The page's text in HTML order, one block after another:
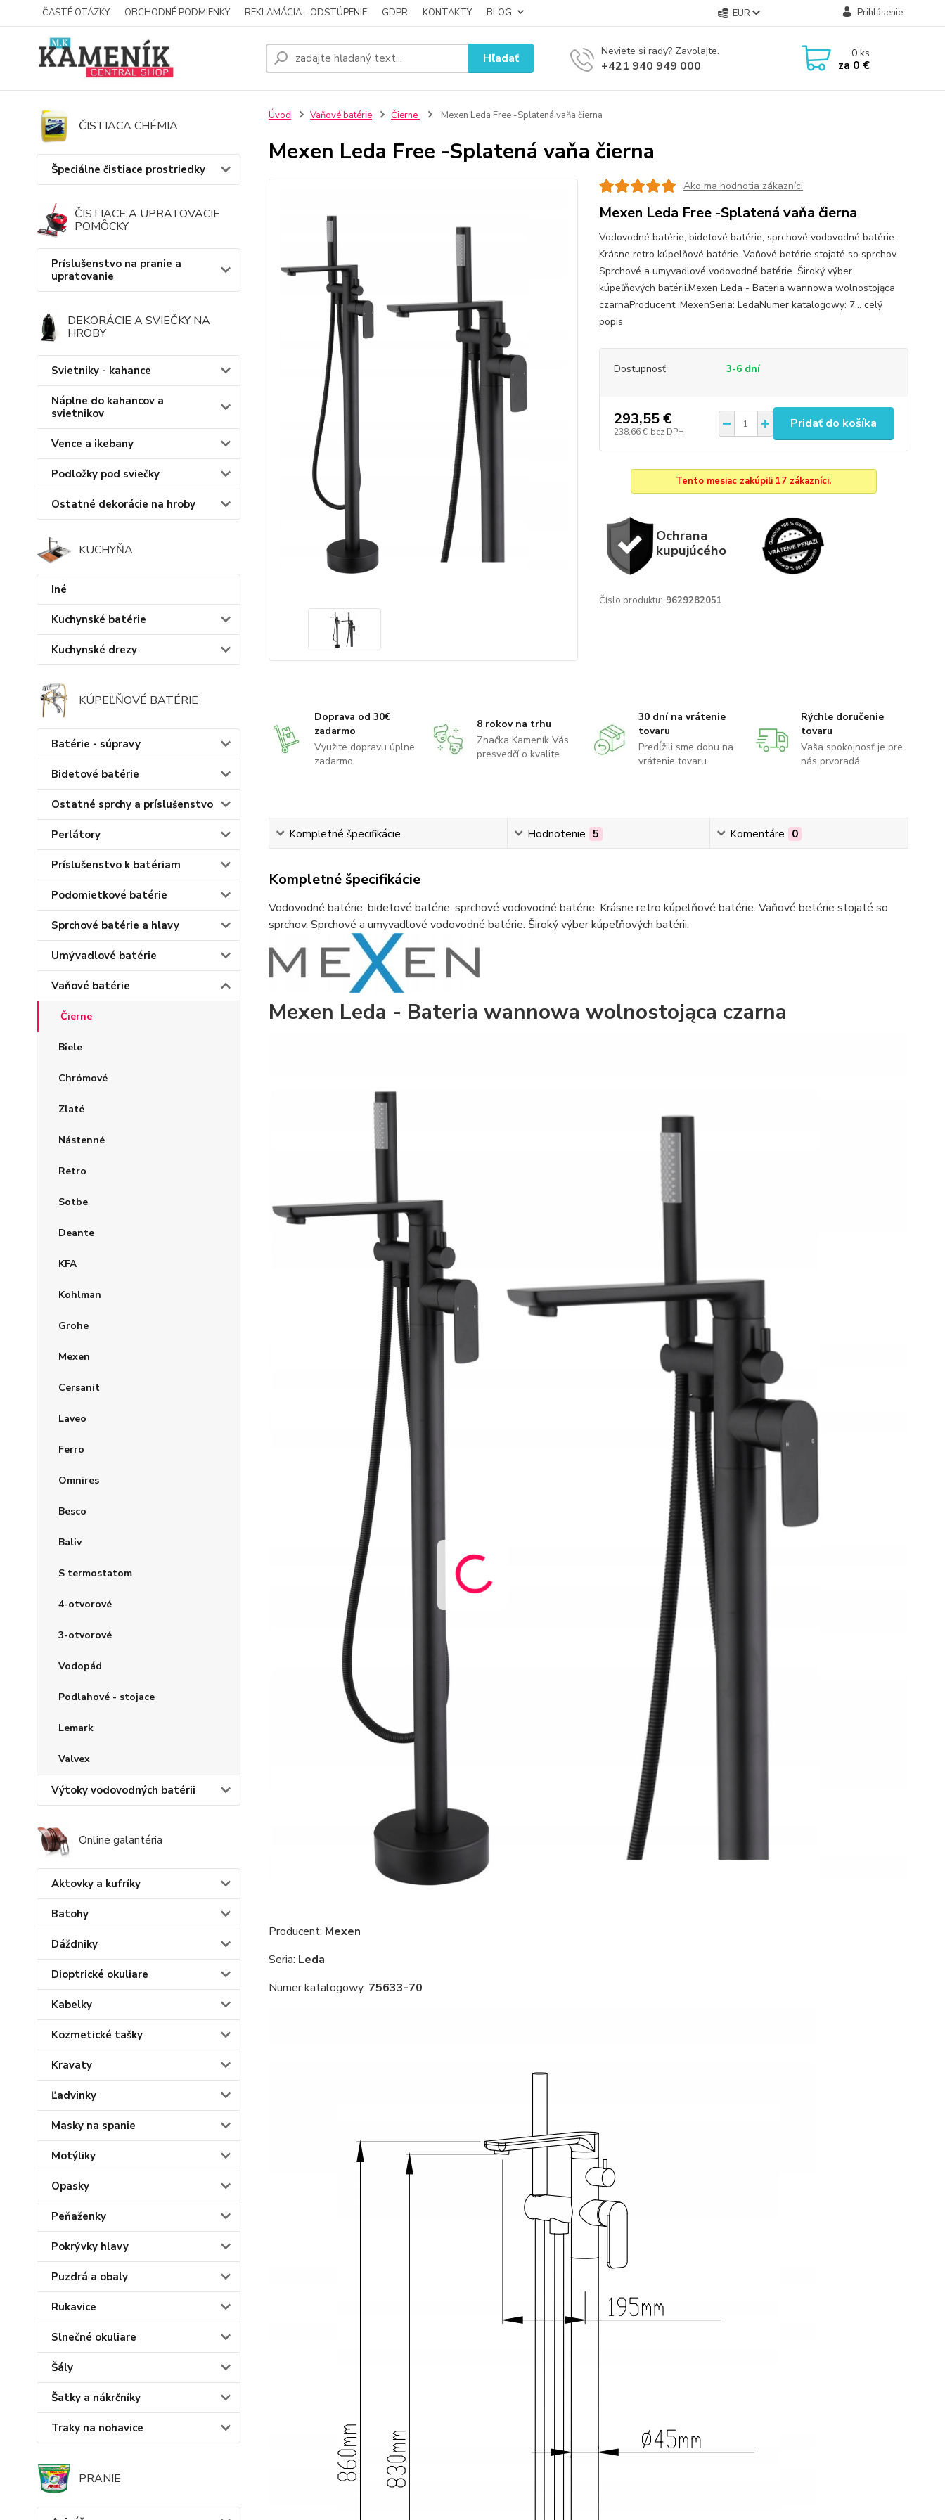
ČASTÉ OTÁZKY OBCHODNÉ PODMIENKY REKLAMÁCIA - ODSTÚPENIE GDPR KONTAKTY BLOG EUR Prihlásenie
Hľadať Neviete si rady? Zavolajte.
+421 940 949 000
0ks
za 0 €
ČISTIACA CHÉMIA
Špeciálne čistiace prostriedky
ČISTIACE A UPRATOVACIE
POMÔCKY
Príslušenstvo na pranie a
upratovanie
DEKORÁCIE A SVIEČKY NA
HROBY
Svietniky - kahance
Náplne do kahancov a
svietnikov
Vence a ikebany
Podložky pod sviečky
Ostatné dekorácie na hroby
KUCHYŇA
Iné
Kuchynské batérie
Kuchynské drezy
KÚPEĽŇOVÉ BATÉRIE
Batérie - súpravy
Bidetové batérie
Ostatné sprchy a príslušenstvo
Perlátory
Príslušenstvo k batériam
Podomietkové batérie
Sprchové batérie a hlavy
Umývadlové batérie
Vaňové batérie
Čierne
Biele
Chrómové
Zlaté
Nástenné
Retro
Sotbe
Deante
KFA
Kohlman
Grohe
Mexen
Cersanit
Laveo
Ferro
Omnires
Besco
Baliv
S termostatom
4-otvorové
3-otvorové
Vodopád
Podlahové - stojace
Lemark
Valvex
Výtoky vodovodných batérii
Online galantéria
Aktovky a kufríky
Batohy
Dáždniky
Dioptrické okuliare
Kabelky
Kozmetické tašky
Kravaty
Ľadvinky
Masky na spanie
Motýliky
Opasky
Peňaženky
Pokrývky hlavy
Puzdrá a obaly
Rukavice
Slnečné okuliare
Šály
Šatky a nákrčníky
Traky na nohavice
PRANIE
Úvod Vaňové batérie Čierne Mexen Leda Free -Splatená vaňa čierna
Mexen Leda Free -Splatená vaňa čierna
Ako ma hodnotia zákazníci
Mexen Leda Free -Splatená vaňa čierna
Vodovodné batérie, bidetové batérie, sprchové vodovodné batérie.
Krásne retro kúpelňové batérie. Vaňové betérie stojaté so sprchov.
Sprchové a umyvadlové vodovodné batérie. Široký výber
kúpeľňových batérii.Mexen Leda - Bateria wannowa wolnostojąca
czarnaProducent: MexenSeria: LedaNumer katalogowy: 7... celý
popis
Dostupnosť 3-6 dní
293,55 €
238,66 € bez DPH
Pridať do košíka
Tento mesiac zakúpili 17 zákazníci.
Ochrana
kupujúcého
Číslo produktu: 9629282051
Doprava od 30€
zadarmo
Využite dopravu úplne
zadarmo
8 rokov na trhu
Značka Kameník Vás
presvedčí o kvalite
30 dní na vrátenie
tovaru
Predĺžili sme dobu na
vrátenie tovaru
Rýchle doručenie
tovaru
Vaša spokojnosť je pre
nás prvoradá
Kompletné špecifikácie Hodnotenie 5 Komentáre 0
Kompletné špecifikácie
Vodovodné batérie, bidetové batérie, sprchové vodovodné batérie. Krásne retro kúpelňové batérie. Vaňové betérie stojaté so
sprchov. Sprchové a umyvadlové vodovodné batérie. Široký výber kúpeľňových batérii.
Mexen Leda - Bateria wannowa wolnostojąca czarna
Producent: Mexen
Seria: Leda
Numer katalogowy: 75633-70